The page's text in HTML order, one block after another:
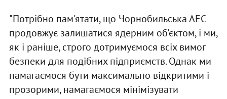
"Потрібно пам'ятати, що Чорнобильська АЕС
продовжує залишатися ядерним об'єктом, і ми,
як і раніше, строго дотримуємося всіх вимог
безпеки для подібних підприємств. Однак ми
намагаємося бути максимально відкритими і
прозорими, намагаємося мінімізувати